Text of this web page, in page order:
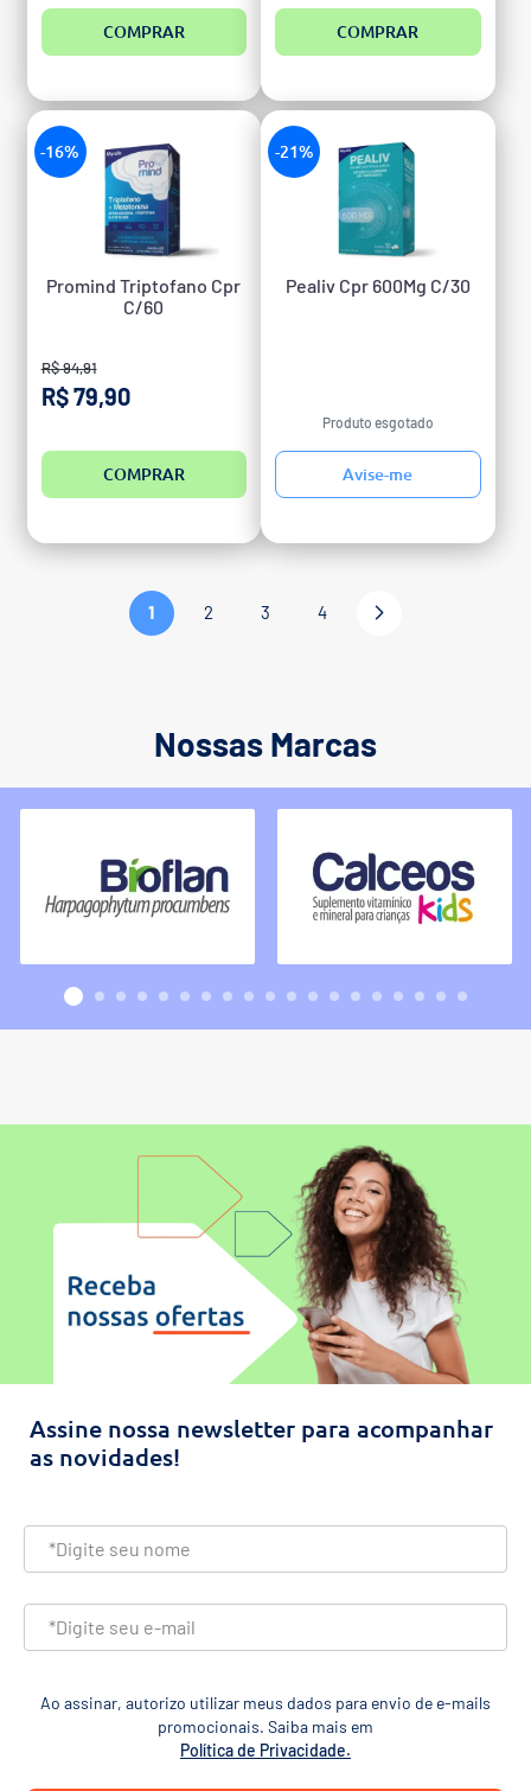
COMPRAR COMPRAR
-16%
Promind Triptofano Cpr
C/60
R$ 94,91
R$ 79,90
COMPRAR
-21%
Pealiv Cpr 600Mg C/30
Produto esgotado
Avise-me
1 2 3 4
Nossas Marcas
Assine nossa newsletter para acompanhar
as novidades!
Ao assinar, autorizo utilizar meus dados para envio de e-mails
promocionais. Saiba mais em
Política de Privacidade.